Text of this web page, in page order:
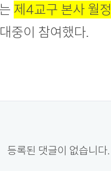
제4교구 본사 월
중이 참여했다.
등록된 댓글이 없습니다.